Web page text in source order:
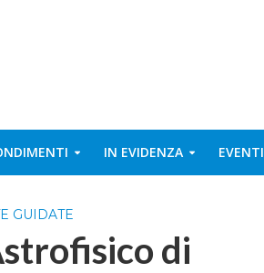
IN EVIDENZA EVENTI
GUIDATE
di